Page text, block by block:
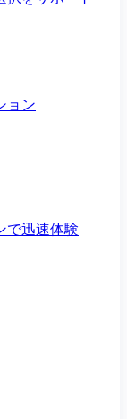
ョン
で迅速体験